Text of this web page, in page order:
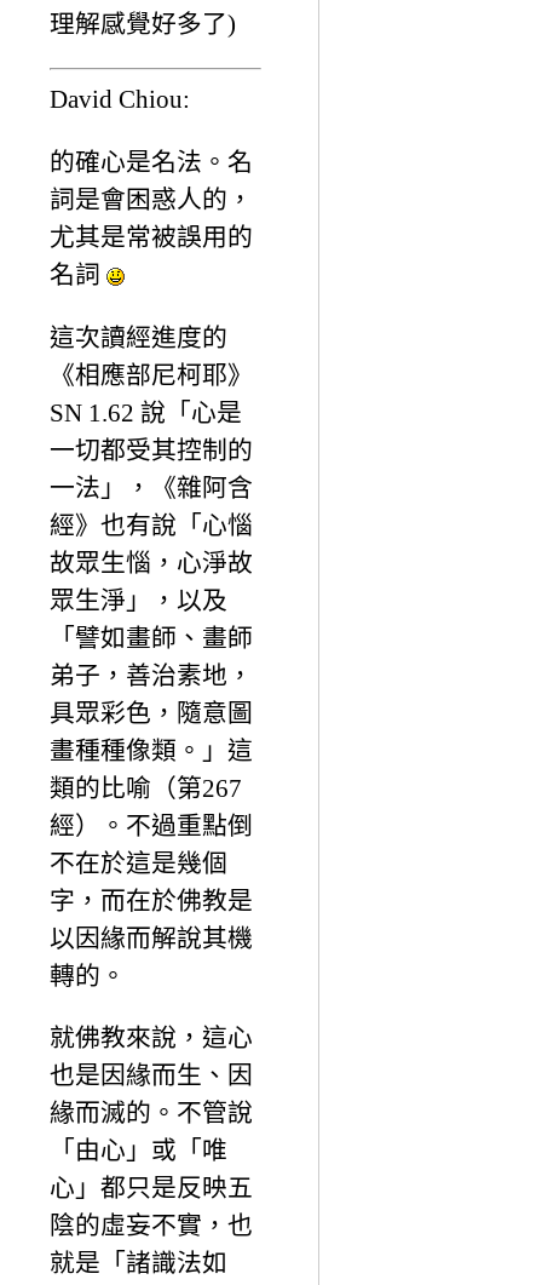
理解感覺好多了)
David Chiou:
的確心是名法。名
詞是會困惑人的，
尤其是常被誤用的
名詞
這次讀經進度的
《相應部尼柯耶》
SN 1.62 說「心是
一切都受其控制的
一法」，《雜阿含
經》也有說「心惱
故眾生惱，心淨故
眾生淨」，以及
「譬如畫師、畫師
弟子，善治素地，
具眾彩色，隨意圖
畫種種像類。」這
類的比喻（第267
經）。不過重點倒
不在於這是幾個
字，而在於佛教是
以因緣而解說其機
轉的。
就佛教來說，這心
也是因緣而生、因
緣而滅的。不管說
「由心」或「唯
心」都只是反映五
陰的虛妄不實，也
就是「諸識法如